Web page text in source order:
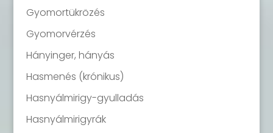
Gyomortükrözés
Gyomorvérzés
Hányinger, hányás
Hasmenés (krónikus)
Hasnyálmirigy-gyulladás
Hasnyálmirigyrák